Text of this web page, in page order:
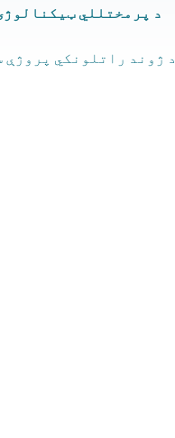
د پرمختللي
د ژوند راتلونکي پروژې